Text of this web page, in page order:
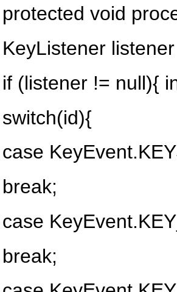
protected void
KeyListener
if (listener != null){
switch(id){
case
break;
case
break;